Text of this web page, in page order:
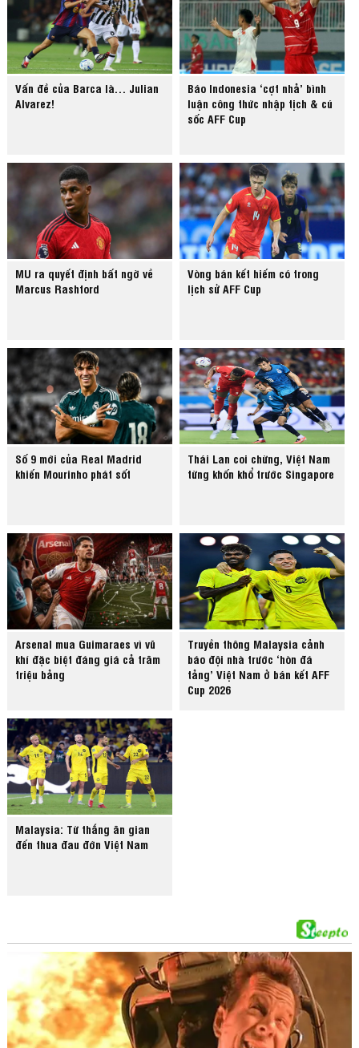
Vấn đề của Barca là… Julian
Alvarez!
Báo Indonesia ‘cợt nhả’ bình
luận công thức nhập tịch & cú
sốc AFF Cup
MU ra quyết định bất ngờ về
Marcus Rashford
Vòng bán kết hiếm có trong
lịch sử AFF Cup
Số 9 mới của Real Madrid
khiến Mourinho phát sốt
Thái Lan coi chừng, Việt Nam
từng khốn khổ trước Singapore
Arsenal mua Guimaraes vì vũ
khí đặc biệt đáng giá cả trăm
triệu bảng
Truyền thông Malaysia cảnh
báo đội nhà trước ‘hòn đá
tảng’ Việt Nam ở bán kết AFF
Cup 2026
Malaysia: Từ thắng ăn gian
đến thua đau đớn Việt Nam